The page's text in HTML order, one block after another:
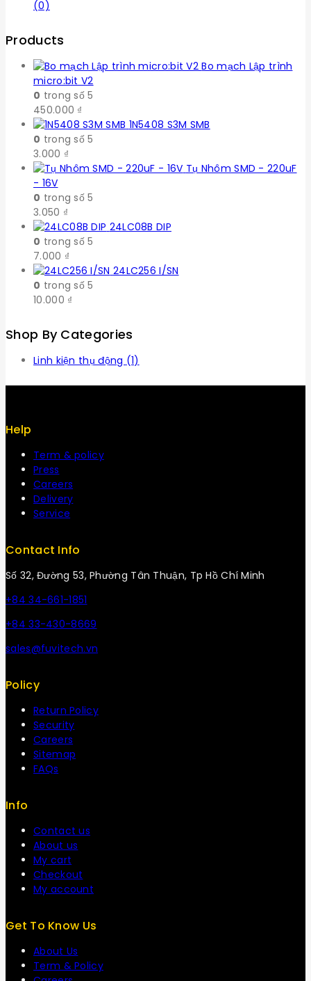
(0)
Products
Bo mạch Lập trình
micro:bit V2
0 trong số 5
450.000 ₫
1N5408 S3M SMB
0 trong số 5
3.000 ₫
Tụ Nhôm SMD - 220uF
- 16V
0 trong số 5
3.050 ₫
24LC08B DIP
0 trong số 5
7.000 ₫
24LC256 I/SN
0 trong số 5
10.000 ₫
Shop By Categories
Linh kiện thụ động (1)
Help
Term & policy
Press
Careers
Delivery
Service
Contact Info
Số 32, Đường 53, Phường Tân Thuận, Tp Hồ Chí Minh
+84 34-661-1851
+84 33-430-8669
sales@fuvitech.vn
Policy
Return Policy
Security
Careers
Sitemap
FAQs
Info
Contact us
About us
My cart
Checkout
My account
Get To Know Us
About Us
Term & Policy